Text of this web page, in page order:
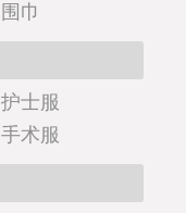
围巾
护士服
手术服